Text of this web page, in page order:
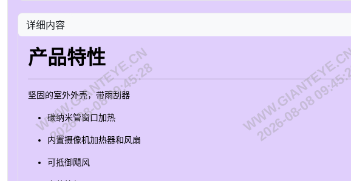
红外套件，您可以根据需求选择合适的方案。 可持续产品 采用智能、紧凑的设计，
固的底部由再生铝制成。 与多台单传感器摄像机相比，它的运行能耗处于市场率先
资保值，使其成为明智且面向未来的选择。 订购部件编号 名称 Axis region 部件编号
详细内容
产品特性
坚固的室外外壳，带雨刮器
碳纳米管窗口加热
内置摄像机加热器和风扇
可抵御飓风
WWW.GIANTEYE.CN
2026-08-08 09:45:28 2026-08-08